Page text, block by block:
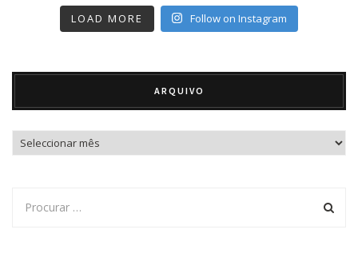
LOAD MORE Follow on Instagram
ARQUIVO
Arquivo